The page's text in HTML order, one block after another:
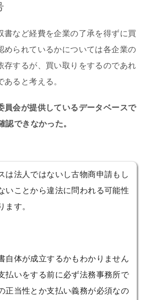
書など経費を企業の了承を得ずに買
められているかについては各企業の
存するが、買い取りをするのであれ
ると考える。
員会が提供しているデータベースで
認できなかった。
は法人ではないし古物商申請もし
いことから違法に問われる可能性
ます。
自体が成立するかもわかりません
払いをする前に必ず法務事務所で
正当性とか支払い義務が必須なの